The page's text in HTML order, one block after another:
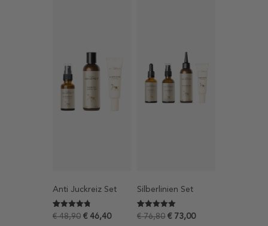
Anti Juckreiz Set
Bewertet
mit
16
€48,90 €46,40
Silberlinien Set
Bewertet mit
5
9
€76,80 €73,00